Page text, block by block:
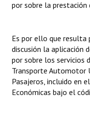
por sobre la prestación
Es por ello que resulta
discusión la aplicación
por sobre los servicios
Transporte Automotor
Pasajeros, incluido en
Económicas bajo el